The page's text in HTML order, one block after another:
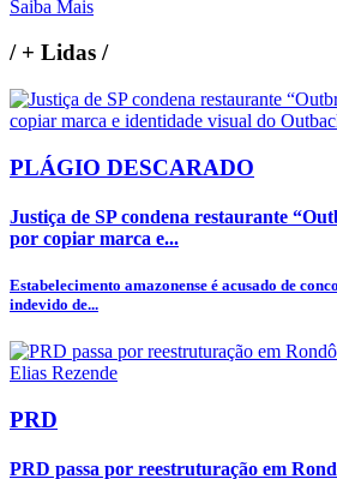
Saiba Mais
/+ Lidas /
PLÁGIO DESCARADO
Justiça de SP condena restaurante
por copiar marca e...
Estabelecimento amazonense é acusado de
indevido de...
PRD
PRD passa por reestruturação em